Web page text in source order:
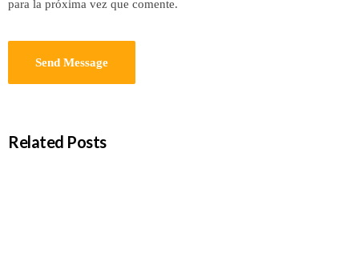
para la próxima vez que comente.
Related Posts